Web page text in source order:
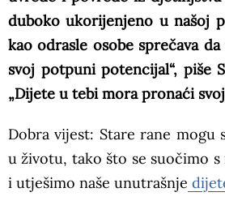
duboko ukorijenjeno u našoj
kao odrasle osobe sprečava
svoj potpuni potencijal“, piše
„Dijete u tebi mora pronaći svoj
Dobra vijest: Stare rane mogu
u životu, tako što se suočimo
i utješimo naše unutrašnje